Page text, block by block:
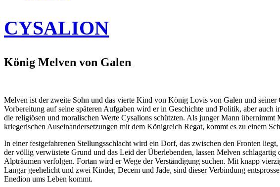
CYSALION
König Melven von Galen
Melven ist der zweite Sohn und das vierte Kind von König Lovis von Galen und
Vorbereitung auf seine späteren Aufgaben wird er in Geschichte und Politik, aber
die religiösen und moralischen Werte Cysalions schützten. Als junger Mann
kriegerischen Auseinandersetzungen mit dem Königreich Regat, kommt es zu einem
In einer festgefahrenen Stellungsschlacht wird ein Dorf, das zwischen den Fronten
der völlig verwüstete Grund und das Leid der Überlebenden, lassen Melven
Alpträumen verfolgen. Fortan wird er Wege der Verständigung suchen. Mit knapp
Langar geehelicht und zwei Kinder, Decem und Jade, sind dieser Verbindung
Enedion ums Leben kommt.